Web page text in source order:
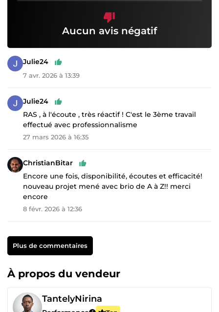
Aucun avis négatif
Julie24
7 avr. 2026 à 13:39
Julie24
RAS , à l'écoute , très réactif ! C'est le 3ème travail
effectué avec professionnalisme
27 mars 2026 à 16:35
ChristianBitar
Encore une fois, disponibilité, écoutes et efficacité!
nouveau projet mené avec brio de A à Z!! merci
encore
8 févr. 2026 à 12:36
Plus de commentaires
À propos du vendeur
TantelyNirina